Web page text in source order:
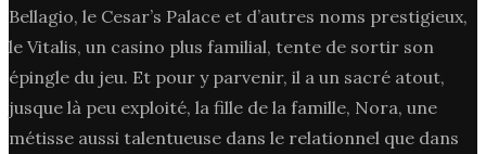
Bellagio, le Cesar’s Palace et d’autres noms prestigieux,
le Vitalis, un casino plus familial, tente de sortir son
épingle du jeu. Et pour y parvenir, il a un sacré atout,
jusque là peu exploité, la fille de la famille, Nora, une
métisse aussi talentueuse dans le relationnel que dans